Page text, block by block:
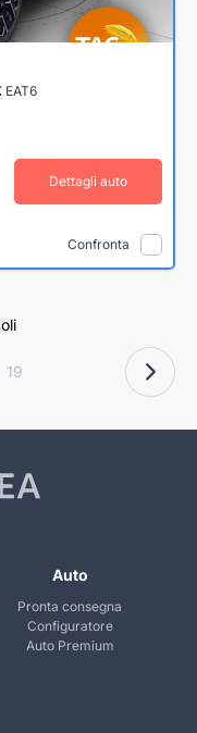
EAT6
Dettagli auto
Confronta
19
Auto
Pronta consegna
Configuratore
Auto Premium